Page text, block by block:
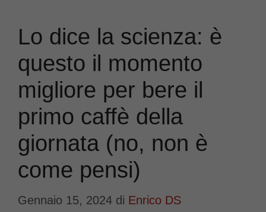
Lo dice la scienza: è
questo il momento
migliore per bere il
primo caffè della
giornata (no, non è
come pensi)
Gennaio 15, 2024 di Enrico DS